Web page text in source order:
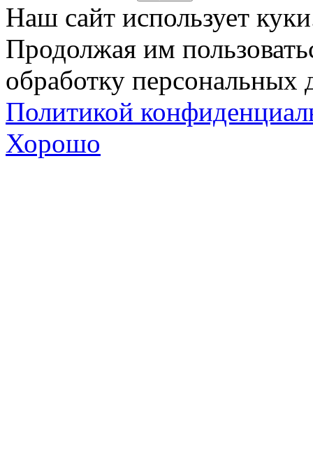
Наш сайт использует
Продолжая им
обработку персональных
Политикой
Хорошо